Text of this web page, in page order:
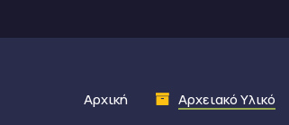
Αρχική Αρχειακό Υλικό